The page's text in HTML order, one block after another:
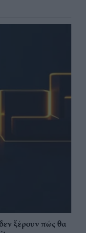
ξέρουν πώς θα